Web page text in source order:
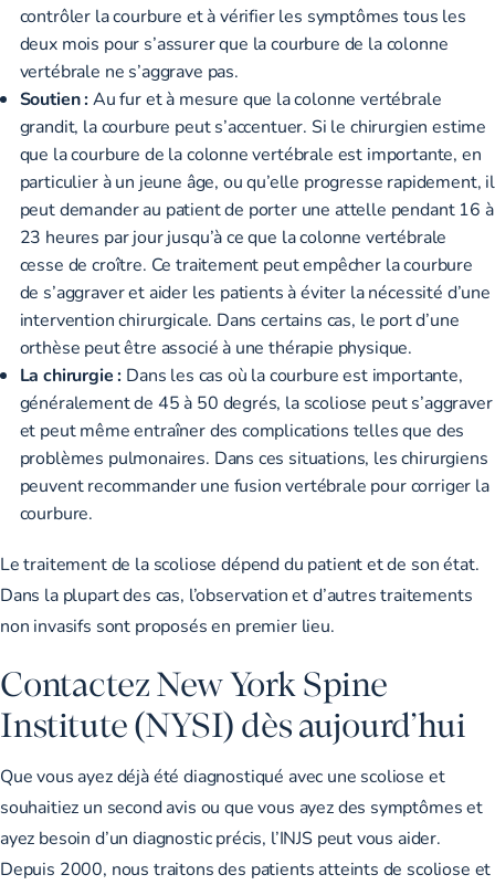
contrôler la courbure et à vérifier les symptômes tous les
deux mois pour s’assurer que la courbure de la colonne
vertébrale ne s’aggrave pas.
Soutien : Au fur et à mesure que la colonne vertébrale
grandit, la courbure peut s’accentuer. Si le chirurgien estime
que la courbure de la colonne vertébrale est importante, en
particulier à un jeune âge, ou qu’elle progresse rapidement, il
peut demander au patient de porter une attelle pendant 16 à
23 heures par jour jusqu’à ce que la colonne vertébrale
cesse de croître. Ce traitement peut empêcher la courbure
de s’aggraver et aider les patients à éviter la nécessité d’une
intervention chirurgicale. Dans certains cas, le port d’une
orthèse peut être associé à une thérapie physique.
La chirurgie : Dans les cas où la courbure est importante,
généralement de 45 à 50 degrés, la scoliose peut s’aggraver
et peut même entraîner des complications telles que des
problèmes pulmonaires. Dans ces situations, les chirurgiens
peuvent recommander une fusion vertébrale pour corriger la
courbure.
Le traitement de la scoliose dépend du patient et de son état.
Dans la plupart des cas, l’observation et d’autres traitements
non invasifs sont proposés en premier lieu.
Contactez New York Spine
Institute (NYSI) dès aujourd’hui
Que vous ayez déjà été diagnostiqué avec une scoliose et
souhaitiez un second avis ou que vous ayez des symptômes et
ayez besoin d’un diagnostic précis, l’INJS peut vous aider.
Depuis 2000, nous traitons des patients atteints de scoliose et